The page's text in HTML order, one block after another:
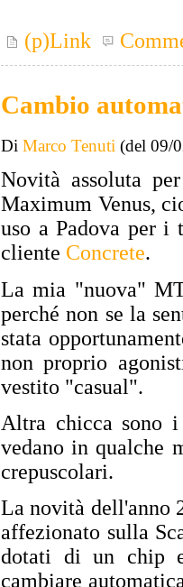
(p)Link
Cambio
Di Marco Tenuti (del 09/
Novità assoluta
Maximum Venus,
uso a Padova per
cliente Concrete.
La mia "nuova"
perché non se la
stata
non proprio
vestito "casual".
Altra chicca sono
vedano in qualche
crepuscolari.
La novità dell'anno
affezionato sulla
dotati di un chip
cambiare